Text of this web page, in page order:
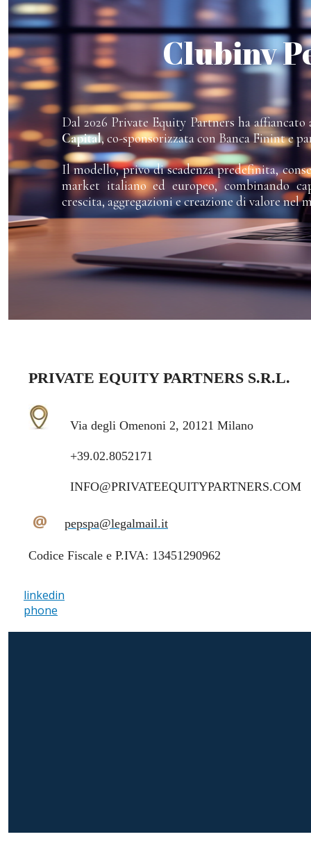
Clubinv
Dal 2026 Private Equity Partners ha
Capital, co-sponsorizzata con Banca Finint e
Il modello, privo di scadenza predefinita,
market italiano ed europeo, combinando
crescita, aggregazioni e creazione di valore nel
PRIVATE EQUITY PARTNERS S.R.L.
Via degli Omenoni 2, 20121 Milano
+39.02.8052171
INFO@PRIVATEEQUITYPARTNERS.COM
@ pepspa@legalmail.it
Codice Fiscale e P.IVA: 13451290962
linkedin
phone